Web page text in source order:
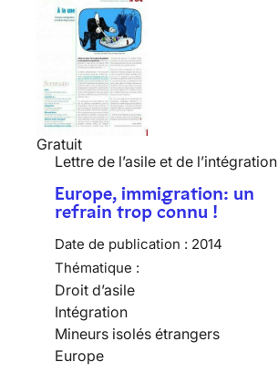
Gratuit
Lettre de l’asile et de l’intégration
Europe, immigration: un
refrain trop connu !
Date de publication : 2014
Thématique :
Droit d’asile
Intégration
Mineurs isolés étrangers
Europe